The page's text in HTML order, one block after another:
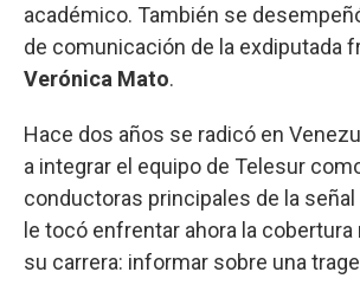
académico. También se
de comunicación de la exdiputada
Verónica Mato.
Hace dos años se radicó en
a integrar el equipo de Telesur
conductoras principales de la
le tocó enfrentar ahora la
su carrera: informar sobre una